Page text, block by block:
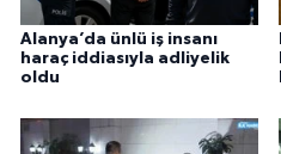
Alanya’da ünlü iş insanı
haraç iddiasıyla adliyelik
oldu